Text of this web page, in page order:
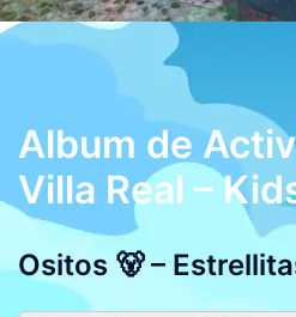
Album de
Villa Real –
Ositos 🐻 –